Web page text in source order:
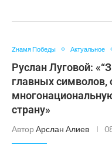
Zнамя Победы Актуальное
Руслан Луговой:
главных
страну»
Автор Арслан Алиев